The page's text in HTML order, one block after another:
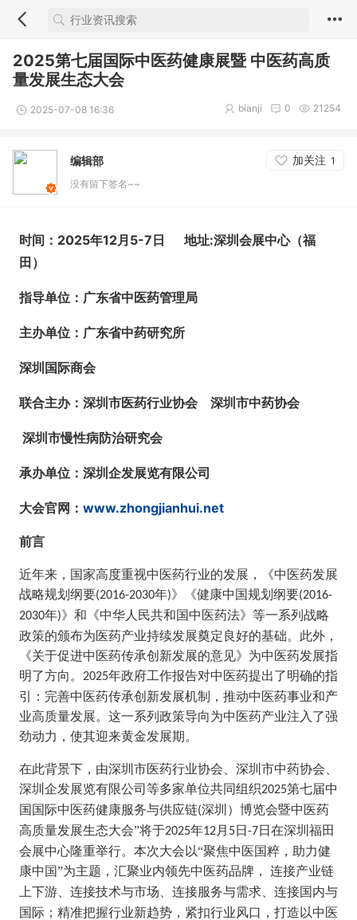
2025第七届国际中医药健康展暨 中医药高质
量发展生态大会
2025-07-08 16:36 21254
0
bianji
编辑部 加关注 1
没有留下签名~~
时间：2025年12月5-7日 地址:深圳会展中心（福
田）
指导单位：广东省中医药管理局
主办单位：广东省中药研究所
深圳国际商会
联合主办：深圳市医药行业协会 深圳市中药协会
深圳市慢性病防治研究会
承办单位：深圳企发展览有限公司
大会官网： www.zhongjianhui.net
前言
近年来，国家高度重视中医药行业的发展，《中医药发展
战略规划纲要(2016-2030年)》《健康中国规划纲要(2016-
2030年)》和《中华人民共和国中医药法》等一系列战略
政策的颁布为医药产业持续发展奠定良好的基础。此外，
《关于促进中医药传承创新发展的意见》为中医药发展指
明了方向。 2025年政府工作报告对中医药提出了明确的指
引：完善中医药传承创新发展机制，推动中医药事业和产
业高质量发展。 这一系列 政策导向为中医药产业注入了强
劲动力，使其迎来黄金发展期。
在此背景下， 由深圳市医药行业协会、深圳市中药协会、
深圳企发展览有限公司等多家单位共同组织2025第七届中
国国际中医药健康服务与供应链(深圳）博览会暨中医药
高质量发展生态大会”将于2025年12月 5日 -7日在深圳福田
会展中心隆重举行。本次大会以“聚焦中医国粹，助力健
康中国”为主题，汇聚业内领先中医药品牌，
连接产业链
上下游、连接技术与市场、连接服务与需求、连接国内与
国际 ； 精准把握行业新趋势，紧扣行业风口，打造以中医